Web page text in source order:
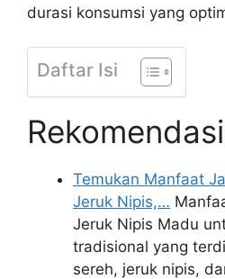
durasi konsumsi yang
Daftar Isi
Temukan Manfaat
Jeruk Nipis,…
Jeruk Nipis Madu
tradisional yang
sereh, jeruk nipis,